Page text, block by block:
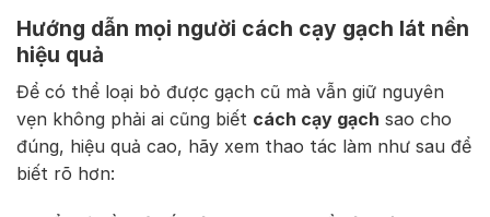
Hướng dẫn mọi người cách cạy gạch lát nền
hiệu quả
Để có thể loại bỏ được gạch cũ mà vẫn giữ nguyên
vẹn không phải ai cũng biết cách cạy gạch sao cho
đúng, hiệu quả cao, hãy xem thao tác làm như sau để
biết rõ hơn: